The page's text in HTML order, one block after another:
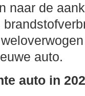
naar de
auto.
auto in